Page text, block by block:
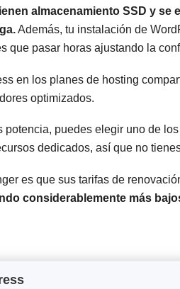
almacenamiento SSD y se
Además, tu instalación de
que pasar horas ajustando la
en los planes de hosting
optimizados.
puedes elegir uno de
dedicados, así que no
es que sus tarifas de
considerablemente más